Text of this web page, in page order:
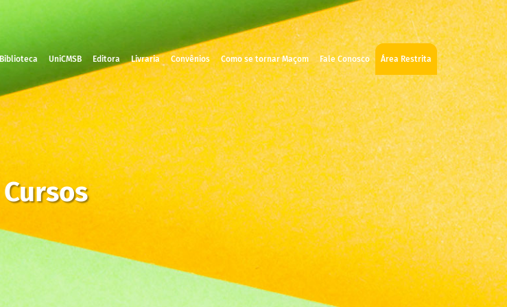
Biblioteca UniCMSB Editora Livraria Convênios Como se tornar Maçom Fale Conosco Área Restrita
Cursos